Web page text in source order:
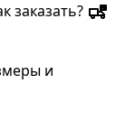
заказать?
и